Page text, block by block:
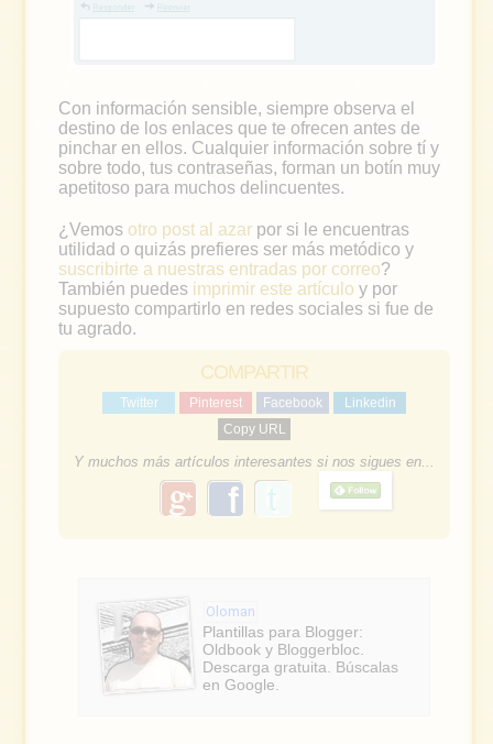
Con información sensible, siempre observa el
destino de los enlaces que te ofrecen antes de
pinchar en ellos. Cualquier información sobre tí y
sobre todo, tus contraseñas, forman un botín muy
apetitoso para muchos delincuentes.
¿Vemos otro post al azar por si le encuentras
utilidad o quizás prefieres ser más metódico y
suscribirte a nuestras entradas por correo?
También puedes imprimir este artículo y por
supuesto compartirlo en redes sociales si fue de
tu agrado.
COMPARTIR
Twitter Pinterest Facebook
Linkedin
Copy URL
Y muchos más artículos interesantes si nos sigues en...
g
o
l
e
f
e
b
o
Oloman
Plantillas para Blogger:
Oldbook y Bloggerbloc.
Descarga gratuita. Búscalas
en Google.